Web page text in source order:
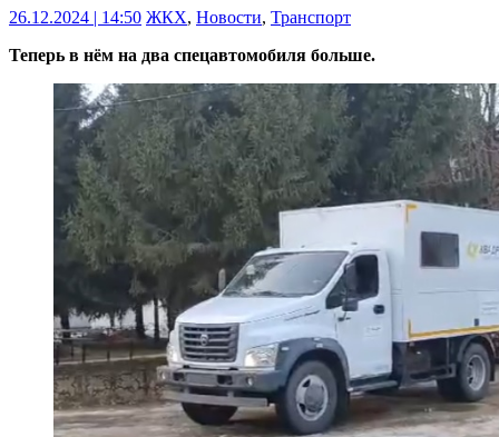
26.12.2024 | 14:50 ЖКХ, Новости, Транспорт
Теперь в нём на два спецавтомобиля больше.